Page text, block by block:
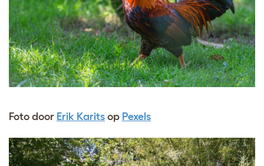
Foto door Erik Karits op Pexels